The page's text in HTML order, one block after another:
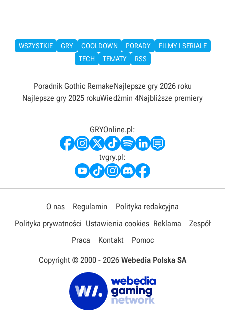
WSZYSTKIE GRY COOLDOWN PORADY
FILMY I SERIALE
TECH
TEMATY RSS
Poradnik Gothic RemakeNajlepsze gry 2026 roku
Najlepsze gry 2025 rokuWiedźmin 4Najbliższe premiery
GRYOnline.pl:
tvgry.pl:
O nas Regulamin
Polityka redakcyjna
Polityka prywatności Ustawienia cookies Reklama
Zespół
Praca
Kontakt Pomoc
Copyright © 2000 - 2026 Webedia Polska SA